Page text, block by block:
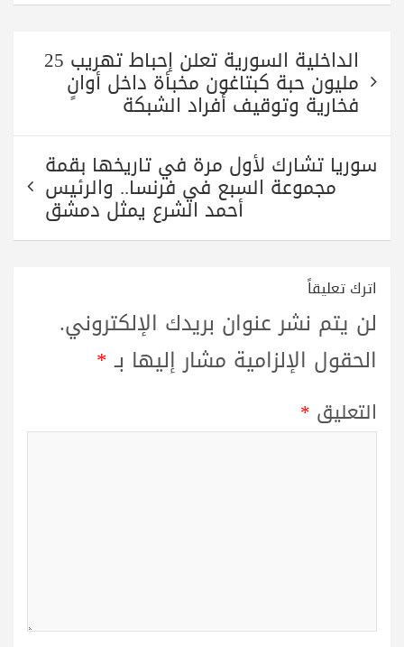
تصفّح
المقالات الداخلية السورية تعلن إحباط تهريب 25
مليون حبة كبتاغون مخبأة داخل أوانٍ
فخارية وتوقيف أفراد الشبكة
سوريا تشارك لأول مرة في تاريخها بقمة
مجموعة السبع في فرنسا.. والرئيس
أحمد الشرع يمثل دمشق
اترك تعليقاً
لن يتم نشر عنوان بريدك الإلكتروني.
الحقول الإلزامية مشار إليها بـ*
التعليق *